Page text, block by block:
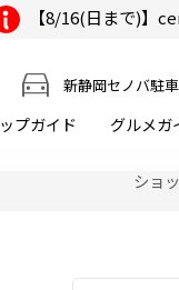
【8/16(日まで)】
新静岡セノバ駐
プガイド グルメガ
ショ